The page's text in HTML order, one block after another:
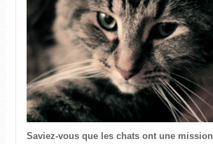
Saviez-vous que les chats ont une mission